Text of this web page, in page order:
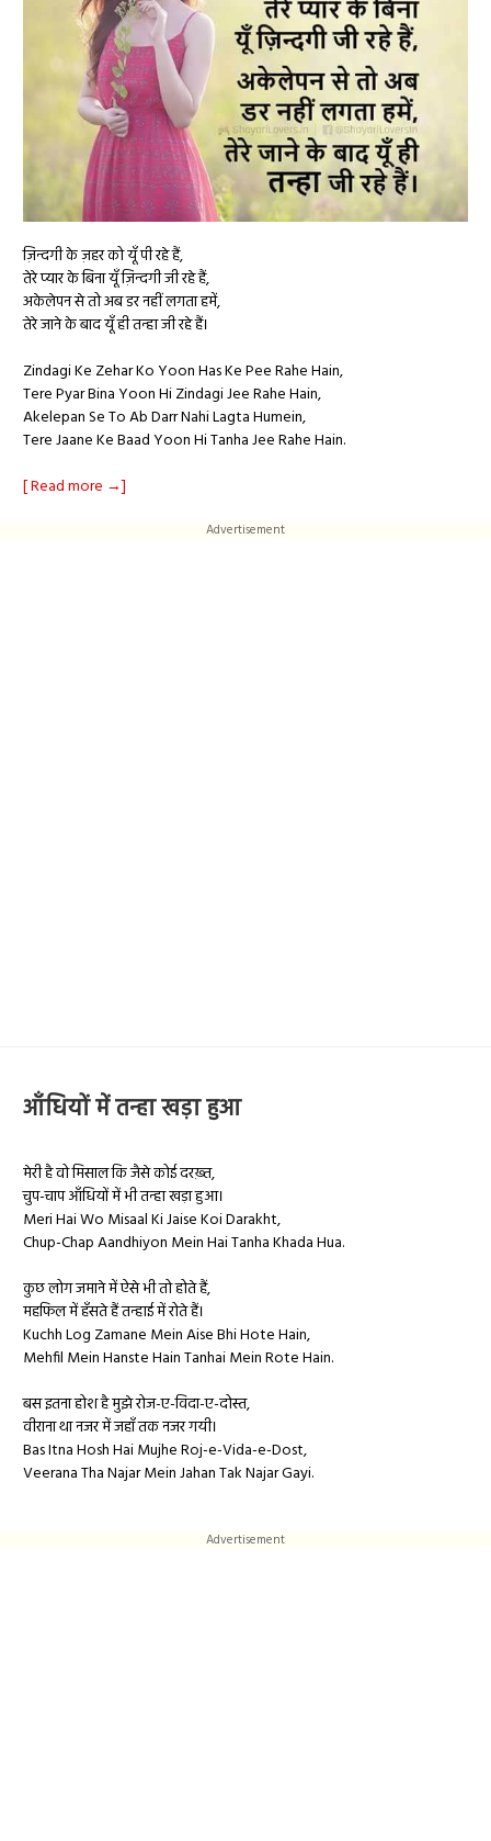
ज़िन्दगी के ज़हर को यूँ पी रहे हैं,
तेरे प्यार के बिना यूँ ज़िन्दगी जी रहे हैं,
अकेलेपन से तो अब डर नहीं लगता हमें,
तेरे जाने के बाद यूँ ही तन्हा जी रहे हैं।
Zindagi Ke Zehar Ko Yoon Has Ke Pee Rahe Hain,
Tere Pyar Bina Yoon Hi Zindagi Jee Rahe Hain,
Akelepan Se To Ab Darr Nahi Lagta Humein,
Tere Jaane Ke Baad Yoon Hi Tanha Jee Rahe Hain.
[ Read more →]
Advertisement
आँधियों में तन्हा खड़ा हुआ
मेरी है वो मिसाल कि जैसे कोई दरख़्त,
चुप-चाप आँधियों में भी तन्हा खड़ा हुआ।
Meri Hai Wo Misaal Ki Jaise Koi Darakht,
Chup-Chap Aandhiyon Mein Hai Tanha Khada Hua.
कुछ लोग जमाने में ऐसे भी तो होते हैं,
महफिल में हँसते हैं तन्हाई में रोते हैं।
Kuchh Log Zamane Mein Aise Bhi Hote Hain,
Mehfil Mein Hanste Hain Tanhai Mein Rote Hain.
बस इतना होश है मुझे रोज-ए-विदा-ए-दोस्त,
वीराना था नजर में जहाँ तक नजर गयी।
Bas Itna Hosh Hai Mujhe Roj-e-Vida-e-Dost,
Veerana Tha Najar Mein Jahan Tak Najar Gayi.
Advertisement